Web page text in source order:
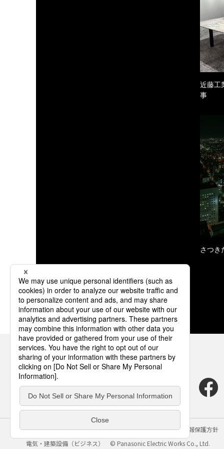
近藤工
事
さつき
サイトのご利用にあたって クッキーポリシー
個人情報保護方針
電気・建築設備（ビジネス）
© Panasonic Electric Works Co., Ltd.